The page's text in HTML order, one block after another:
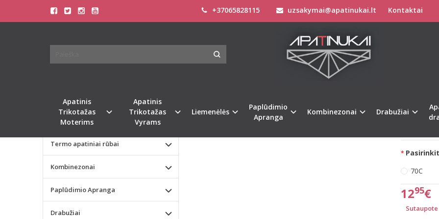
+37065828115 uzsakymai@apatinukai.lt Kontaktai
Apatinis
Trikotažas
Moterims
Apatinis
Trikotažas
Vyrams
Liemenėlės
Paplūdimio
Apranga
Kombinezonai Drabužiai
TRIUMPH 70C DEGINTŲ PLYTŲ SPALVOS
W
70C
1295€
Sutaupote
Valentino dienos dovana
Liemenėlės
Termo apatiniai rūbai
Kombinezonai
Paplūdimio Apranga
Drabužiai